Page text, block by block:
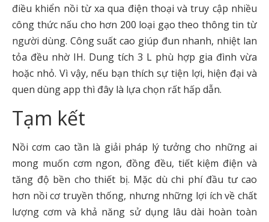
điều khiển nồi từ xa qua điện thoại và truy cập nhiều
công thức nấu cho hơn 200 loại gạo theo thông tin từ
người dùng. Công suất cao giúp đun nhanh, nhiệt lan
tỏa đều nhờ IH. Dung tích 3 L phù hợp gia đình vừa
hoặc nhỏ. Vì vậy, nếu bạn thích sự tiện lợi, hiện đại và
quen dùng app thì đây là lựa chọn rất hấp dẫn.
Tạm kết
Nồi cơm cao tần là giải pháp lý tưởng cho những ai
mong muốn cơm ngon, đồng đều, tiết kiệm điện và
tăng độ bền cho thiết bị. Mặc dù chi phí đầu tư cao
hơn nồi cơ truyền thống, nhưng những lợi ích về chất
lượng cơm và khả năng sử dụng lâu dài hoàn toàn